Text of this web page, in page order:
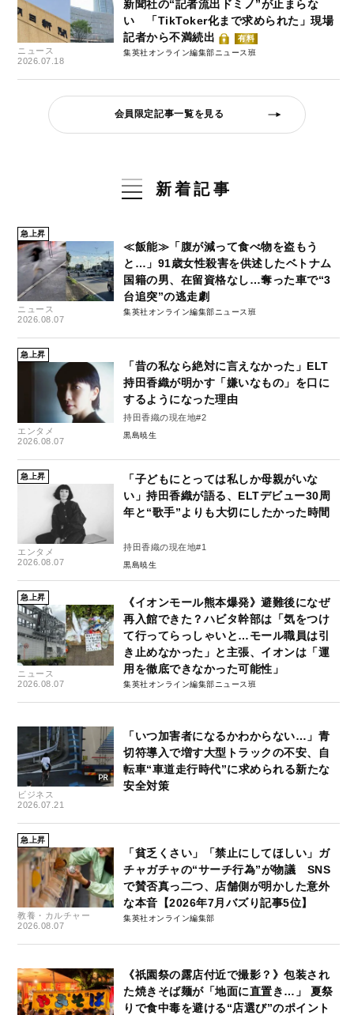
ニュース
2026.07.18
新聞社の“記者流出ドミノ”が止まらな
い 「TikToker化まで求められた」現場
記者から不満続出
有料
集英社オンライン編集部ニュース班
会員限定記事一覧を見る
新着記事
急上昇
ニュース
2026.08.07
≪飯能≫「腹が減って食べ物を盗もう
と…」91歳女性殺害を供述したベトナム
国籍の男、在留資格なし…奪った車で“3
台追突”の逃走劇
集英社オンライン編集部ニュース班
急上昇
エンタメ
2026.08.07
「昔の私なら絶対に言えなかった」ELT
持田香織が明かす「嫌いなもの」を口に
するようになった理由
持田香織の現在地#2
黒島暁生
急上昇
エンタメ
2026.08.07
「子どもにとっては私しか母親がいな
い」持田香織が語る、ELTデビュー30周
年と“歌手”よりも大切にしたかった時間
持田香織の現在地#1
黒島暁生
急上昇
ニュース
2026.08.07
《イオンモール熊本爆発》避難後になぜ
再入館できた？ハビタ幹部は「気をつけ
て行ってらっしゃいと…モール職員は引
き止めなかった」と主張、イオンは「運
用を徹底できなかった可能性」
集英社オンライン編集部ニュース班
ビジネス
2026.07.21
「いつ加害者になるかわからない…」青
切符導入で増す大型トラックの不安、自
転車“車道走行時代”に求められる新たな
安全対策
急上昇
教養・カルチャー
2026.08.07
「貧乏くさい」「禁止にしてほしい」ガ
チャガチャの“サーチ行為”が物議 SNS
で賛否真っ二つ、店舗側が明かした意外
な本音【2026年7月バズり記事5位】
集英社オンライン編集部
《祇園祭の露店付近で撮影？》包装され
た焼きそば麺が「地面に直置き…」 夏祭
りで食中毒を避ける“店選び”のポイント